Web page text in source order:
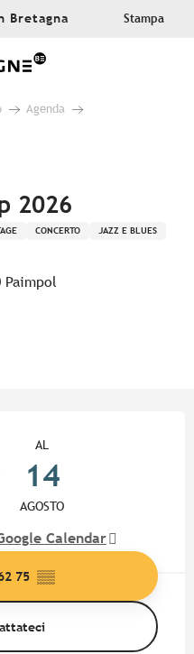
Bretagna Stampa
Agenda
2026
CONCERTO
JAZZ E BLUES
Paimpol
AL
14
AGOSTO
Calendar
75 ▒▒